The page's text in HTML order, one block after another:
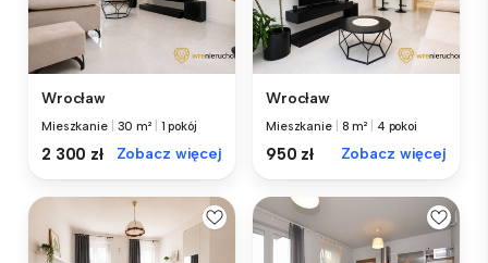
Wrocław
Mieszkanie 30 m² 1 pokój
2 300 zł Zobacz więcej
Wrocław
Mieszkanie 8 m² 4 pokoi
950 zł Zobacz więcej